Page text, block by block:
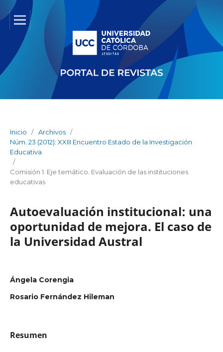
Inicio / Archivos /
Núm. 23 (2012): XXIII Encuentro Estado de la Investigación
Educativa
/
Comisión 1. Eje temático. Evaluación de las instituciones
educativas
Autoevaluación institucional: una
oportunidad de mejora. El caso de
la Universidad Austral
Ángela Corengia
Rosario Fernández Hileman
Resumen